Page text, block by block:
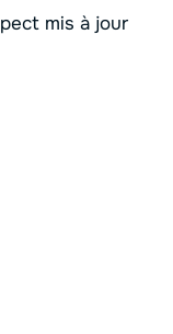
mis à jour